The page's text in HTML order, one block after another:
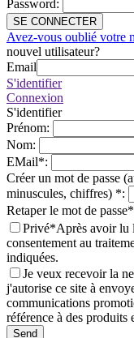
Password:
SE CONNECTER
Avez-vous oublié votre
nouvel utilisateur?
Email
S'identifier
Connexion
S'identifier
Prénom:
Nom:
EMail*:
Créer un mot de passe
minuscules, chiffres) *:
Retaper le mot de passe*
Privé*Après avoir lu
consentement au
indiquées.
Je veux recevoir la
j'autorise ce site à
communications
référence à des produits
Send